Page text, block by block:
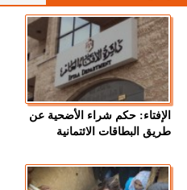
الإفتاء: حكم شراء الأضحية عن
طريق البطاقات الائتمانية